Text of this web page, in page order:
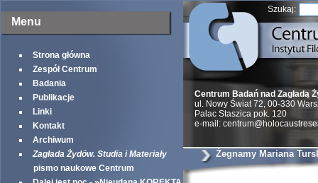
Menu
Strona główna
Zespół Centrum
Badania
Publikacje
Linki
Kontakt
Archiwum
Zagłada Żydów. Studia i Materiały
pismo naukowe Centrum
Szukaj:
Centrum Badań nad Zagładą
ul. Nowy Świat 72, 00-330
Palac Staszica pok. 120
e-mail:
Żegnamy Mariana